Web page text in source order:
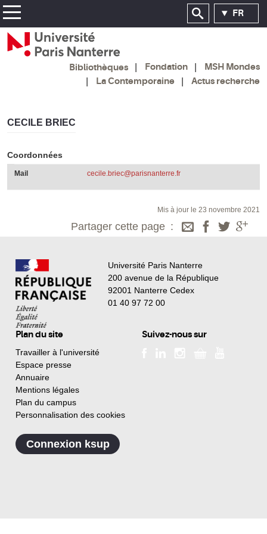
FR
Bibliothèques Fondation
MSH Mondes
La Contemporaine
Actus recherche
CECILE BRIEC
Coordonnées
Mail cecile.briec@parisnanterre.fr
Mis à jour le 23 novembre 2021
Partager cette page
Université Paris Nanterre
200 avenue de la République
92001 Nanterre Cedex
01 40 97 72 00
Plan du site
Travailler à l'université
Espace presse
Annuaire
Mentions légales
Plan du campus
Personnalisation des cookies
Suivez-nous sur
Connexion ksup